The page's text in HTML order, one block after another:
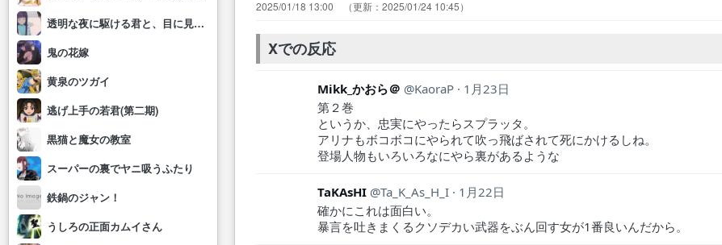
透明な夜に駆ける君と、目に見えない恋をした。
鬼の花嫁
黄泉のツガイ
逃げ上手の若君(第二期)
黒猫と魔女の教室
スーパーの裏でヤニ吸うふたり
鉄鍋のジャン！
うしろの正面カムイさん
るとこ… ネットでは賛否両論あるけど自分は最高に楽… 今や長タイトルのアニメって当たり
嬢やってる…
2025/01/18 13:00 2025/01/24 10:45
Xでの反応
Mikk_かおら＠ KaoraP
1月23日
第２巻
というか、忠実にやったらスプラッタ。
アリナもボコボコにやられて吹っ飛ばされて死にかけるしね。
登場人物もいろいろなにやら裏があるような
TaKAsHI Ta_K_As_H_I
1月22日
確かにこれは面白い。
暴言を吐きまくるクソデカい武器をぶん回す女が1番良いんだから。